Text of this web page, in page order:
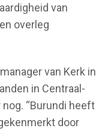
van
overleg
van Kerk in
in Centraal-
“Burundi heeft
door